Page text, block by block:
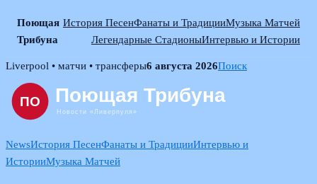
Поющая
Трибуна
История ПесенФанаты и ТрадицииМузыка Матчей
Легендарные СтадионыИнтервью и Истории
Skip
content
Liverpool • матчи • трансферы6 августа 2026Поиск
NewsИстория ПесенФанаты и ТрадицииИнтервью и
ИсторииМузыка Матчей